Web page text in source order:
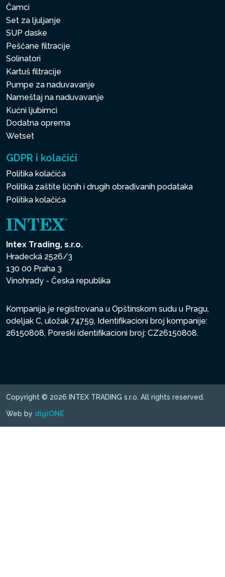
Čamci
Set za ljuljanje
SUP daske
Peščane filtracije
Solinatori
Kartuš filtracije
Pumpe za naduvavanje
Nameštaj na naduvavanje
Kućni ljubimci
Dodatna oprema
Wetset
GDPR i kolačići
Politika kolačića
Politika zaštite ličnih i drugih obrađivanih podataka
Politika kolačića
Intex Trading, s.r.o.
Hradecká 2526/3
130 00 Praha 3
Vinohrady - Česká republika
Kompanija je registrovana u Opštinskom sudu u Pragu,
odeljak C, uložak 74759, Identifikacioni broj kompanije:
26150808, Poreski identifikacioni broj: CZ26150808.
Copyright © 2026 INTEX TRADING s.r.o. All rights reserved.
Web by digiONE